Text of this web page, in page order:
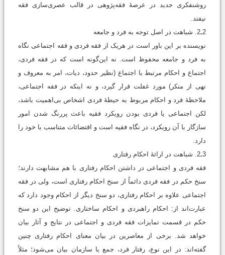
روشنفکری جدید در عرصۀ فقه‌پژوهی در قالب عصری‌سازی فقه
نیفتد.
2ـ2. شباهت در اصل توجه به فرد و جامعه
نویسنده بر این باور است در هریک از فقه فردی و فقه اجتماعی نگاه
به فرد و جامعه محفوظ است. نه این‌گونه است که در فقه فردی،
اجتماع و احکام مرتبط با اجتماع (نظیر حدود، دیات، امر به معروف و
نهی از منکر) مورد غفلت قرار گیرد، و نه اینکه در فقه اجتماعی،
ملاحظۀ فرد و احکام مربوط به حیطۀ فردی اشخاص بی‌اهمیت باشد،
لکن اجتماعی یا فردی بودن رویکرد فقیه باعث پررنگ شدن امور
سازگار با آن رویکرد، در نگاه فقیه است و اقتضائات متناسب با خود را
دارد.
3ـ2. شباهت در ارائۀ احکام رفتاری
فقه فردی و اجتماعی در داشتن احکام رفتاری با هم مشابهت دارند؛
سنخ حکم در فقه فردی دائماً از سنخ احکام رفتاری است، ولی در فقه
اجتماعی علاوه بر احکام رفتاری، دو سنخ دیگر از احکام وجود دارد که
عبارت‌اند از: احکام راهبردی و احکام ساختاری. توضیح این دو سنخ
حکم در قسمت تمایزات فقه فردی و اجتماعی در نتایج و آثار بیان
خواهد شد. برخی از معاصرین در بیان معنای احکام رفتاری چنین
گفته‌اند: در این نوع، رفتار فرد، جمع یا سازمان بیان می‌شود؛ مثلاً